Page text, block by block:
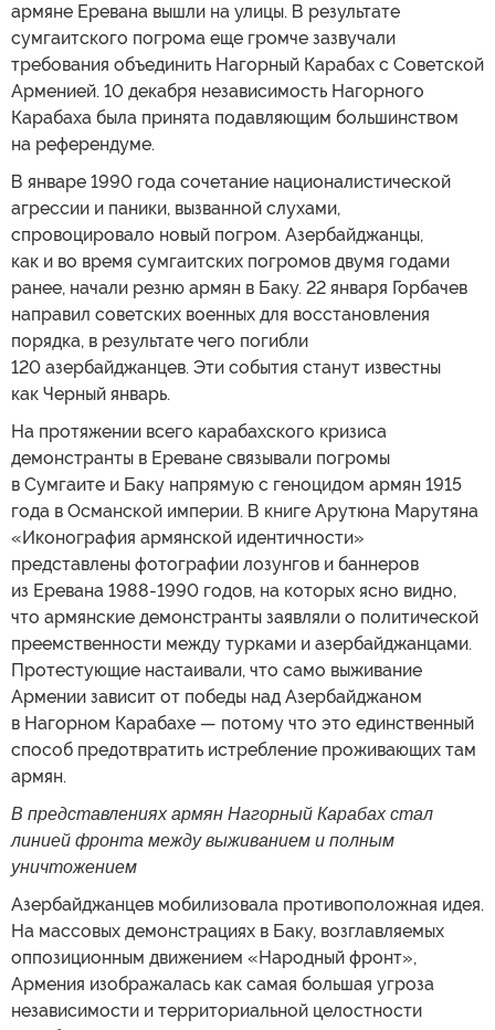
армяне Еревана вышли на улицы. В результате
сумгаитского погрома еще громче зазвучали
требования объединить Нагорный Карабах с Советской
Арменией. 10 декабря независимость Нагорного
Карабаха была принята подавляющим большинством
на референдуме.
В январе 1990 года сочетание националистической
агрессии и паники, вызванной слухами,
спровоцировало новый погром. Азербайджанцы,
как и во время сумгаитских погромов двумя годами
ранее, начали резню армян в Баку. 22 января Горбачев
направил советских военных для восстановления
порядка, в результате чего погибли
120 азербайджанцев. Эти события станут известны
как Черный январь.
На протяжении всего карабахского кризиса
демонстранты в Ереване связывали погромы
в Сумгаите и Баку напрямую с геноцидом армян 1915
года в Османской империи. В книге Арутюна Марутяна
«Иконография армянской идентичности»
представлены фотографии лозунгов и баннеров
из Еревана 1988-1990 годов, на которых ясно видно,
что армянские демонстранты заявляли о политической
преемственности между турками и азербайджанцами.
Протестующие настаивали, что само выживание
Армении зависит от победы над Азербайджаном
в Нагорном Карабахе — потому что это единственный
способ предотвратить истребление проживающих там
армян.
В представлениях армян Нагорный Карабах стал
линией фронта между выживанием и полным
уничтожением
Азербайджанцев мобилизовала противоположная идея.
На массовых демонстрациях в Баку, возглавляемых
оппозиционным движением «Народный фронт»,
Армения изображалась как самая большая угроза
независимости и территориальной целостности